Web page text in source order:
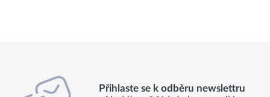
Přihlaste se k odběru newslettru